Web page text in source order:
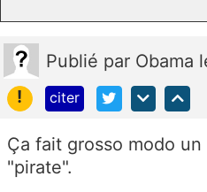
Publié par Obama
!
citer
Ça fait grosso modo
"pirate".